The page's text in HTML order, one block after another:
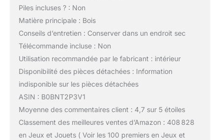
Piles incluses ? : Non
Matière principale : Bois
Conseils d’entretien : Conserver dans un endroit sec
Télécommande incluse : Non
Utilisation recommandée par le fabricant : intérieur
Disponibilité des pièces détachées : Information
indisponible sur les pièces détachées
ASIN : B0BNT2P3V1
Moyenne des commentaires client : 4,7 sur 5 étoiles
Classement des meilleures ventes d’Amazon : 408 828
en Jeux et Jouets ( Voir les 100 premiers en Jeux et